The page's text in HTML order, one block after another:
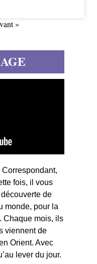
»
fois, il vous
de
monde, pour la
Chaque mois, ils
viennent de
Orient. Avec
lever du jour.